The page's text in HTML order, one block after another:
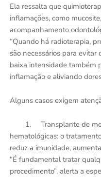
Ela ressalta que
inflamações, como
acompanhamento
“Quando há radioterapia,
são necessários para
baixa intensidade também
inflamação e aliviando
Alguns casos exigem
1.
Transplante de
hematológicas: o
reduz a imunidade,
“É fundamental tratar
procedimento”, alerta a